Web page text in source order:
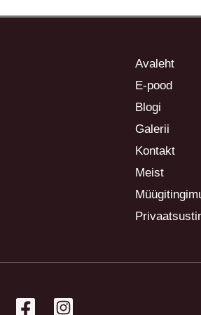
Avaleht
E-pood
Blogi
Galerii
Kontakt
Meist